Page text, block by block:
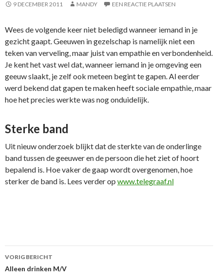
9 DECEMBER 2011 MANDY EEN REACTIE PLAATSEN
Wees de volgende keer niet beledigd wanneer iemand in je
gezicht gaapt. Geeuwen in gezelschap is namelijk niet een
teken van verveling, maar juist van empathie en verbondenheid.
Je kent het vast wel dat, wanneer iemand in je omgeving een
geeuw slaakt, je zelf ook meteen begint te gapen. Al eerder
werd bekend dat gapen te maken heeft sociale empathie, maar
hoe het precies werkte was nog onduidelijk.
Sterke band
Uit nieuw onderzoek blijkt dat de sterkte van de onderlinge
band tussen de geeuwer en de persoon die het ziet of hoort
bepalend is. Hoe vaker de gaap wordt overgenomen, hoe
sterker de band is. Lees verder op www.telegraaf.nl
Berichtnavigatie
VORIG BERICHT
Alleen drinken M/V